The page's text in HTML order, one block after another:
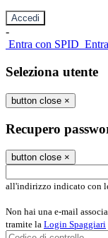
-
Entra con SPID
Seleziona utente
button close ×
Recupero
button close ×
all'indirizzo indicato con
Non hai una e-mail
tramite la Login Spaggiari